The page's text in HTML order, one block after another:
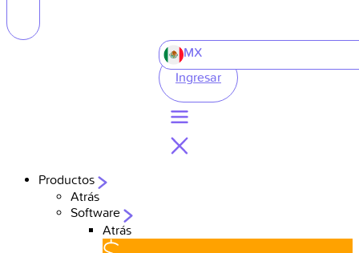
MX
Ingresar
Productos
Atrás
Software
Atrás